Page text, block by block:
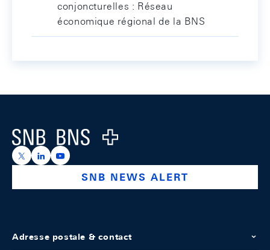
conjoncturelles : Réseau
économique régional de la BNS
Logo
https://x.com/snb_bns
https://ch.linkedin.com/company/swiss-national-
https://www.youtube.com/@swissnationalbank
SNB NEWS ALERT
Adresse postale & contact